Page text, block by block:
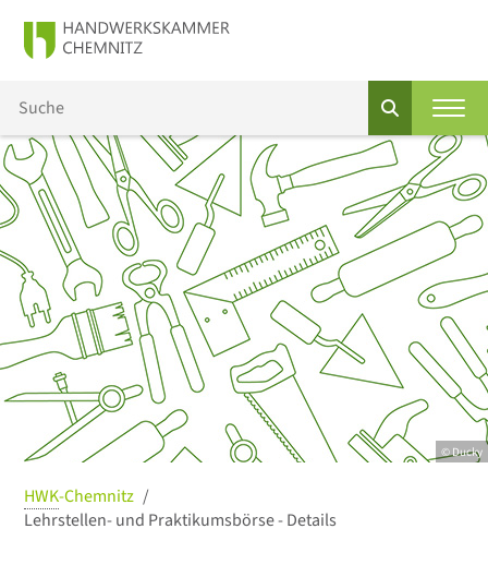
© Ducky
HWK-Chemnitz
Lehrstellen- und Praktikumsbörse - Details